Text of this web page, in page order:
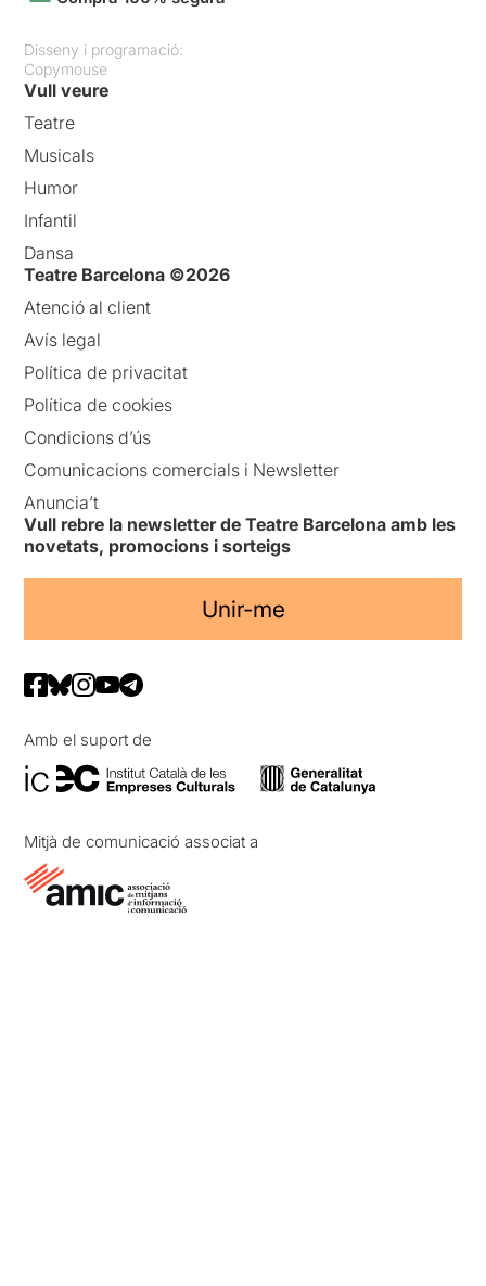
Disseny i programació:
Copymouse
Vull veure
Teatre
Musicals
Humor
Infantil
Dansa
Teatre Barcelona ©2026
Atenció al client
Avís legal
Política de privacitat
Política de cookies
Condicions d’ús
Comunicacions comercials i Newsletter
Anuncia’t
Vull rebre la newsletter de Teatre Barcelona amb les
novetats, promocions i sorteigs
Unir-me
Amb el suport de
Mitjà de comunicació associat a